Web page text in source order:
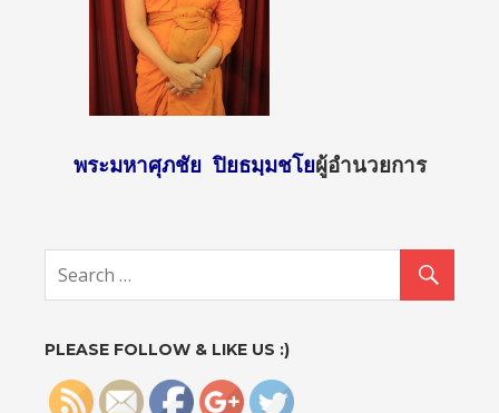
พระมหาศุภชัย ปิยธมฺมชโยผู้อำนวยการ
PLEASE FOLLOW & LIKE US :)
http://sun
ac.th/?
nt_id=131
1">